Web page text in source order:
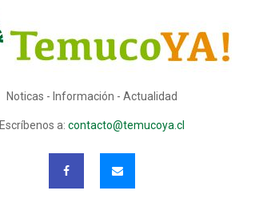
Noticas - Información - Actualidad
Escríbenos a: contacto@temucoya.cl